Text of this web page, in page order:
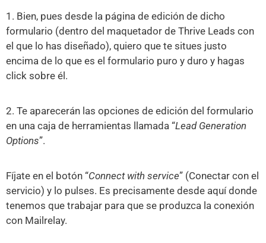
1. Bien, pues desde la página de edición de dicho
formulario (dentro del maquetador de Thrive Leads con
el que lo has diseñado), quiero que te situes justo
encima de lo que es el formulario puro y duro y hagas
click sobre él.
2. Te aparecerán las opciones de edición del formulario
en una caja de herramientas llamada “Lead Generation
Options”.
Fíjate en el botón “Connect with service” (Conectar con el
servicio) y lo pulses. Es precisamente desde aquí donde
tenemos que trabajar para que se produzca la conexión
con Mailrelay.